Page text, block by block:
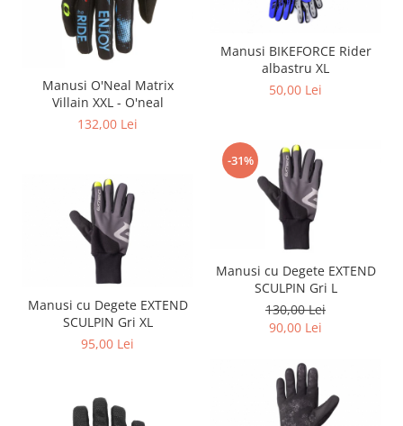
Manusi O'Neal Matrix
Villain XXL - O'neal
132,00 Lei
Manusi BIKEFORCE Rider
albastru XL
50,00 Lei
-31%
Manusi cu Degete EXTEND
SCULPIN Gri L
130,00 Lei
90,00 Lei
Manusi cu Degete EXTEND
SCULPIN Gri XL
95,00 Lei